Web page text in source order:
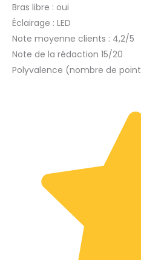
Bras libre : oui
Éclairage : LED
Note moyenne clients : 4,2/5
Note de la rédaction 15/20
Polyvalence (nombre de